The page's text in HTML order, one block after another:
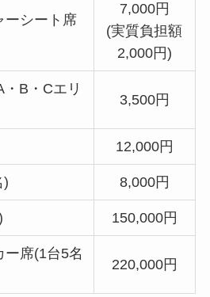
ーシート席
7,000円
(実質負担額
2,000円)
B・Cエリ
3,500円
12,000円
) 8,000円
150,000円
席(1台5名
220,000円